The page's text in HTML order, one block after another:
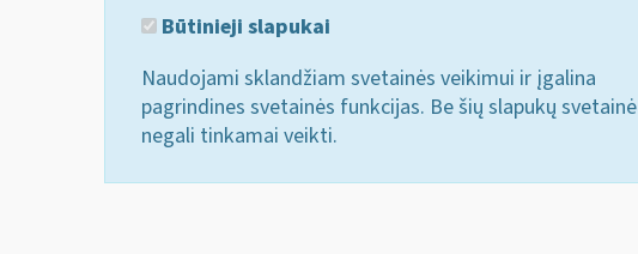
Būtinieji slapukai
Naudojami sklandžiam svetainės veikimui ir įgalina
pagrindines svetainės funkcijas. Be šių slapukų svetainė
negali tinkamai veikti.